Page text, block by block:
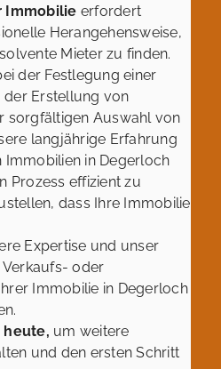
Immobilie erfordert
Herangehensweise,
Mieter zu finden.
der Festlegung einer
der Erstellung von
sorgfältigen Auswahl von
langjährige Erfahrung
Immobilien in Degerloch
Prozess effizient zu
dass Ihre Immobilie
Expertise und unser
oder
Immobilie in Degerloch
heute, um weitere
und den ersten Schritt